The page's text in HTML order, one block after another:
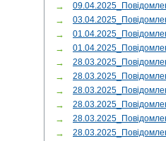
→
→
→
→
→
→
→
→
→
→